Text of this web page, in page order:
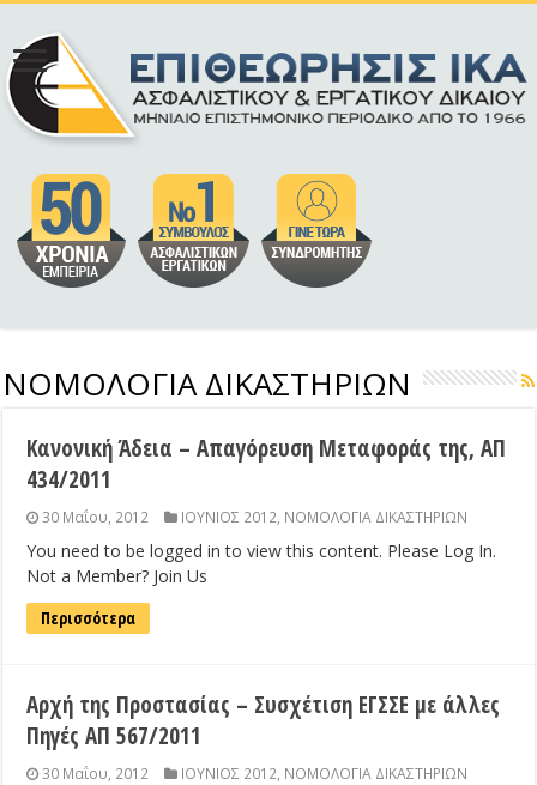
ΝΟΜΟΛΟΓΙΑ ΔΙΚΑΣΤΗΡΙΩΝ
Κανονική Άδεια – Απαγόρευση Μεταφοράς της, ΑΠ
434/2011
30 Μαΐου, 2012 ΙΟΥΝΙΟΣ 2012, ΝΟΜΟΛΟΓΙΑ ΔΙΚΑΣΤΗΡΙΩΝ
You need to be logged in to view this content. Please Log In.
Not a Member? Join Us
Περισσότερα
Αρχή της Προστασίας – Συσχέτιση ΕΓΣΣΕ με άλλες
Πηγές ΑΠ 567/2011
30 Μαΐου, 2012 ΙΟΥΝΙΟΣ 2012, ΝΟΜΟΛΟΓΙΑ ΔΙΚΑΣΤΗΡΙΩΝ